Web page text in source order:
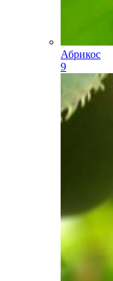
Абрикос
9